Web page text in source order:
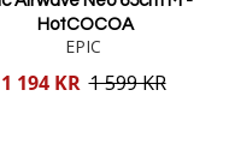
HotCOCOA
EPIC
1 194 KR 1 599 KR